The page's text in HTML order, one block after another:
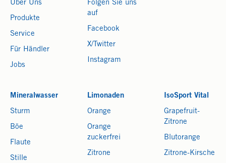
Mineralwasser
Sturm
Böe
Flaute
Stille
Limonaden
Orange
Orange
zuckerfrei
Zitrone
IsoSport Vital
Grapefruit-
Zitrone
Blutorange
Zitrone-Kirsche
Über Uns
Produkte
Service
Für Händler
Jobs
Folgen Sie uns
auf
Facebook
X/Twitter
Instagram